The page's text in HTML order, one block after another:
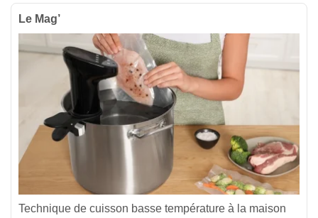
Le Mag’
Technique de cuisson basse température à la maison